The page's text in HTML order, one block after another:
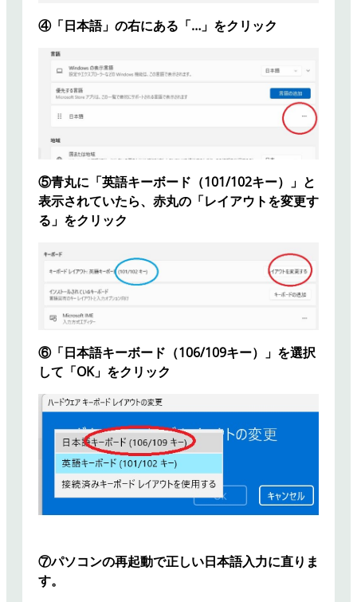
④「日本語」の右にある「…」をクリック
⑤青丸に「英語キーボード（101/102キー）」と
表示されていたら、赤丸の「レイアウトを変更す
る」をクリック
⑥「日本語キーボード（106/109キー）」を選択
して「OK」をクリック
⑦パソコンの再起動で正しい日本語入力に直りま
す。